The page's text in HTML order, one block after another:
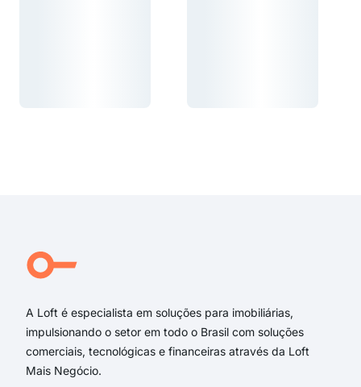
A Loft é especialista em soluções para imobiliárias,
impulsionando o setor em todo o Brasil com soluções
comerciais, tecnológicas e financeiras através da Loft
Mais Negócio.